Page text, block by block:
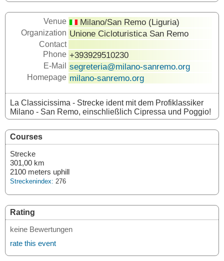
Venue Milano/San Remo (Liguria)
Organization Unione Cicloturistica San Remo
Contact
Phone +393929510230
E-Mail segreteria@milano-sanremo.org
Homepage milano-sanremo.org
La Classicissima - Strecke ident mit dem Profiklassiker
Milano - San Remo, einschließlich Cipressa und Poggio!
Courses
Strecke
301,00 km
2100 meters uphill
Streckenindex: 276
Rating
keine Bewertungen
rate this event